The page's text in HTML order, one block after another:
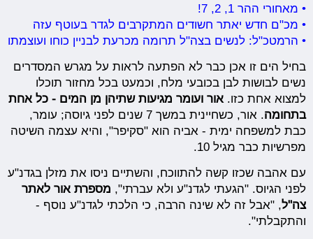
• מאחורי ההר 1, 2, 7!
• מכ"ם חדש יאתר חשודים המתקרבים לגדר בעוטף עזה
• הרמטכ"ל: לנשים בצה"ל תרומה מכרעת לבניין כוחו ועוצמתו
בחיל הים זו אכן כבר לא הפתעה לראות על מגרש המסדרים
נשים לבושות לבן בכובעי מלח, וכמעט בכל מחזור תוכלו
למצוא אחת כזו.אור ועומר מגיעות שתיהן מן המים - כל אחת
בתחומה
. אור, כשחיינית במשך 7 שנים לפני גיוסה; עומר,
כבת למשפחה ימית - אביה הוא "סקיפר", והיא עצמה השיטה
מפרשיות כבר מגיל 10.
עם אהבה שכזו קשה להתווכח, והשתיים ניסו את מזלן בגדנ"ע
לפני הגיוס. "הגעתי לגדנ"ע ולא עברתי", מספרת אור לאתר
צה"ל, "אבל זה לא שינה הרבה, כי הלכתי לגדנ"ע נוסף -
והתקבלתי".